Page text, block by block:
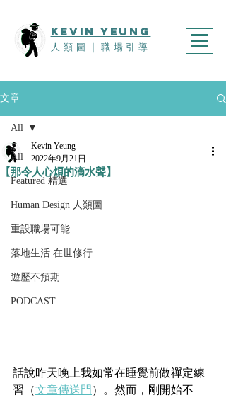
KEVIn YEUNG
人類圖 職場引導
文章
All
Featured 精選
Human Design 人類圖
重設職場可能
落地生活 在世修行
遊歷不預期
PODCAST
All
【那令人心煩的滴水聲】
Kevin Yeung
2022年9月21日
話說昨天晚上我如常在睡覺前做禪定練
習（文章傳送門 ）。然而，剛開始不